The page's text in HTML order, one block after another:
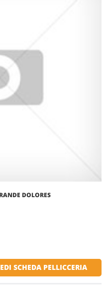
DOLORES
SCHEDA PELLICCERIA